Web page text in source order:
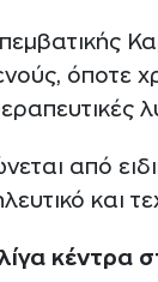
όποτε
από
και
κέντρα